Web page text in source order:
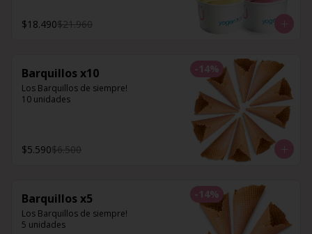
$18.490$21.960
-14%
Barquillos x10
Los Barquillos de siempre!
10 unidades
$5.590$6.500
-14%
Barquillos x5
Los Barquillos de siempre!
5 unidades